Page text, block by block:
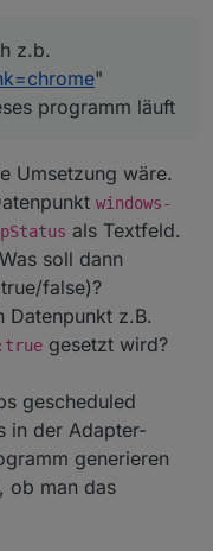
z.b.
"
programm läuft
Umsetzung wäre.
windows-
als Textfeld.
soll dann
false)?
Datenpunkt z.B.
gesetzt wird?
gescheduled
in der Adapter-
generieren
ob man das